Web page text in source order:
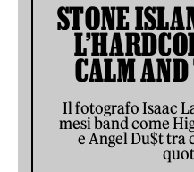
STONE
CALM AND
Il fotografo Isaac
mesi band come
e Angel Du$t